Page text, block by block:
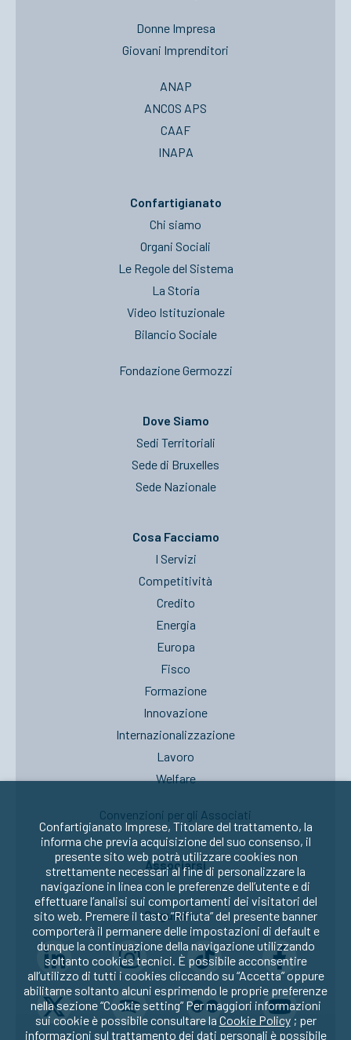
Donne Impresa
Giovani Imprenditori
ANAP
ANCOS APS
CAAF
INAPA
Confartigianato
Chi siamo
Organi Sociali
Le Regole del Sistema
La Storia
Video Istituzionale
Bilancio Sociale
Fondazione Germozzi
Dove Siamo
Sedi Territoriali
Sede di Bruxelles
Sede Nazionale
Cosa Facciamo
I Servizi
Competitività
Credito
Energia
Europa
Fisco
Formazione
Innovazione
Internazionalizzazione
Lavoro
Welfare
Convenzioni per gli Associati
Associarsi
Seguici su:
Confartigianato Imprese, Titolare del trattamento, la
informa che previa acquisizione del suo consenso, il
presente sito web potrà utilizzare cookies non
strettamente necessari al fine di personalizzare la
navigazione in linea con le preferenze dell’utente e di
effettuare l’analisi sui comportamenti dei visitatori del
sito web. Premere il tasto “Rifiuta” del presente banner
comporterà il permanere delle impostazioni di default e
dunque la continuazione della navigazione utilizzando
soltanto cookies tecnici. È possibile acconsentire
all’utilizzo di tutti i cookies cliccando su “Accetta” oppure
abilitarne soltanto alcuni esprimendo le proprie preferenze
nella sezione “Cookie setting” Per maggiori informazioni
sui cookie è possibile consultare la Cookie Policy; per
informazioni sul trattamento dei dati personali è possibile